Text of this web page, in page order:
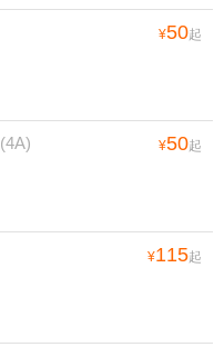
¥50起
(4A) ¥50起
¥115起